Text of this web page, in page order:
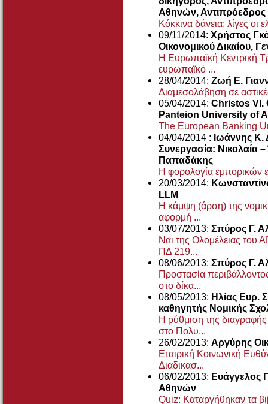
Αθηνών,
Κόκκινα δάνεια: λίγες οι
09/11/2014: Χρήστος
Οικονομικού Δικαίου,
H Ευρωπαϊκή Κεντρική
ευρωπαϊκό ...
28/04/2014: Ζωή Ε.
Διαμεσολάβηση σε
05/04/2014: Christos Vl.
Panteion University of
The European Banking
04/04/2014 : Ιωάννης Κ.
Συνεργασία: Νικολαία
Παπαδάκης
Η φορολογία εμπορικών
20/03/2014:
LLM
Η κάμψη (άρση) της
αφορμή ...
03/07/2013: Σπύρος Γ.
Ναι της Ολομέλειας του
ΠΔ 219...
08/06/2013: Σπύρος Γ.
Προστασία
στο δίκα...
08/05/2013: Ηλίας Ευρ.
καθηγητής Νομικής
Η ρύθμιση της
στο Πολυ...
26/02/2013: Αργύρης
Εταιρική Κοινωνική
Διαδικασ...
06/02/2013: Ευάγγελος
Αθηνών
Quiz: Καταργήθηκαν τα